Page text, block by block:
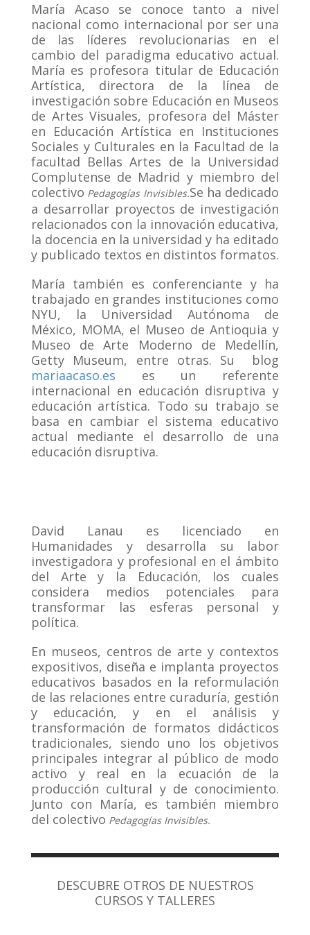
María Acaso se conoce tanto a nivel
nacional como internacional por ser una
de las líderes revolucionarias en el
cambio del paradigma educativo actual.
María es profesora titular de Educación
Artística, directora de la línea de
investigación sobre Educación en Museos
de Artes Visuales, profesora del Máster
en Educación Artística en Instituciones
Sociales y Culturales en la Facultad de la
facultad Bellas Artes de la Universidad
Complutense de Madrid y miembro del
colectivo Pedagogías Invisibles.Se ha dedicado
a desarrollar proyectos de investigación
relacionados con la innovación educativa,
la docencia en la universidad y ha editado
y publicado textos en distintos formatos.
María también es conferenciante y ha
trabajado en grandes instituciones como
NYU, la Universidad Autónoma de
México, MOMA, el Museo de Antioquia y
Museo de Arte Moderno de Medellín,
Getty Museum, entre otras. Su blog
mariaacaso.es es un referente
internacional en educación disruptiva y
educación artística. Todo su trabajo se
basa en cambiar el sistema educativo
actual mediante el desarrollo de una
educación disruptiva.
David Lanau es licenciado en
Humanidades y desarrolla su labor
investigadora y profesional en el ámbito
del Arte y la Educación, los cuales
considera medios potenciales para
transformar las esferas personal y
política.
En museos, centros de arte y contextos
expositivos, diseña e implanta proyectos
educativos basados en la reformulación
de las relaciones entre curaduría, gestión
y educación, y en el análisis y
transformación de formatos didácticos
tradicionales, siendo uno los objetivos
principales integrar al público de modo
activo y real en la ecuación de la
producción cultural y de conocimiento.
Junto con María, es también miembro
del colectivo Pedagogías Invisibles.
DESCUBRE OTROS DE NUESTROS
CURSOS Y TALLERES